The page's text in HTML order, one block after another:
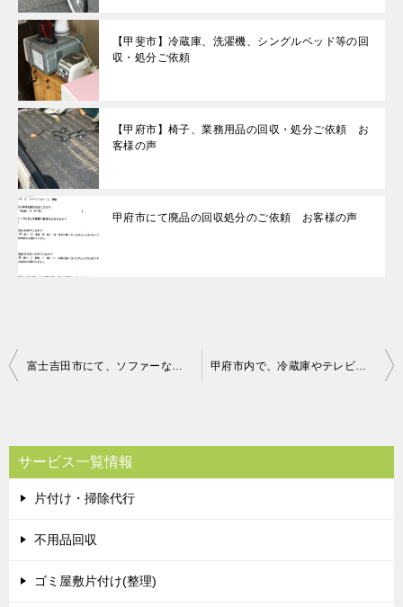
【甲斐市】冷蔵庫、洗濯機、シングルベッド等の回
収・処分ご依頼
【甲府市】椅子、業務用品の回収・処分ご依頼 お
客様の声
甲府市にて廃品の回収処分のご依頼 お客様の声
投
ビ
ゲ
ー
シ
富士吉田市にて、ソファーなどの回収 堀内様の声 甲府市内で、冷蔵庫やテレビ台などの回収 お客様の声
サービス一覧情報
片付け・掃除代行
不用品回収
ゴミ屋敷片付け(整理)